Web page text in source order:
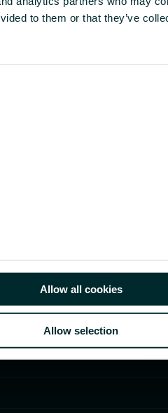
to them or that they’ve
Allow all cookies
Allow selection